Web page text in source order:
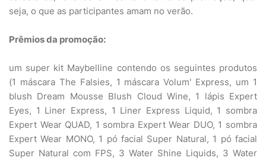
seja, o que as participantes amam no verão.
Prêmios da promoção:
um super kit Maybelline contendo os seguintes produtos
(1 máscara The Falsies, 1 máscara Volum' Express, um 1
blush Dream Mousse Blush Cloud Wine, 1 lápis Expert
Eyes, 1 Liner Express, 1 Liner Express Liquid, 1 sombra
Expert Wear QUAD, 1 sombra Expert Wear DUO, 1 sombra
Expert Wear MONO, 1 pó facial Super Natural, 1 pó facial
Super Natural com FPS, 3 Water Shine Liquids, 3 Water